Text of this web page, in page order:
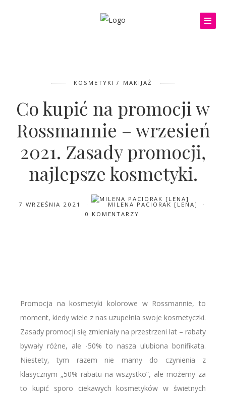
KOSMETYKI MAKIJAŻ
Co kupić na promocji w
Rossmannie – wrzesień
2021. Zasady promocji,
najlepsze kosmetyki.
7 WRZEŚNIA 2021
MILENA PACIORAK [LENA]
0 KOMENTARZY
Promocja na kosmetyki kolorowe w Rossmannie, to
moment, kiedy wiele z nas uzupełnia swoje kosmetyczki.
Zasady promocji się zmieniały na przestrzeni lat – rabaty
bywały różne, ale -50% to nasza ulubiona bonifikata.
Niestety, tym razem nie mamy do czynienia z
klasycznym „50% rabatu na wszystko”, ale możemy za
to kupić sporo ciekawych kosmetyków w świetnych